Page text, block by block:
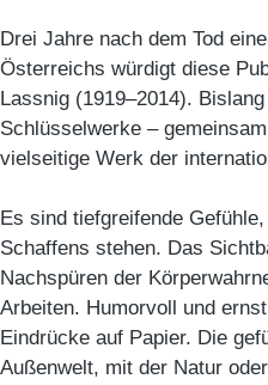
Drei Jahre nach dem Tod
Österreichs würdigt diese
Lassnig (1919–2014).
Schlüsselwerke –
vielseitige Werk der
Es sind tiefgreifende
Schaffens stehen. Das
Nachspüren der
Arbeiten. Humorvoll und
Eindrücke auf Papier. Die
Außenwelt, mit der Natur